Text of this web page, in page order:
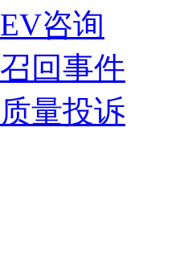
EV咨询
召回事件
质量投诉